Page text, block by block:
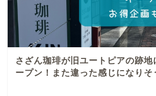
さざん珈琲が旧ユートピアの跡地
ープン！また違った感じになりそ